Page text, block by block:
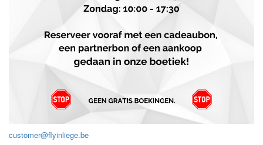
customer@flyinliege.be